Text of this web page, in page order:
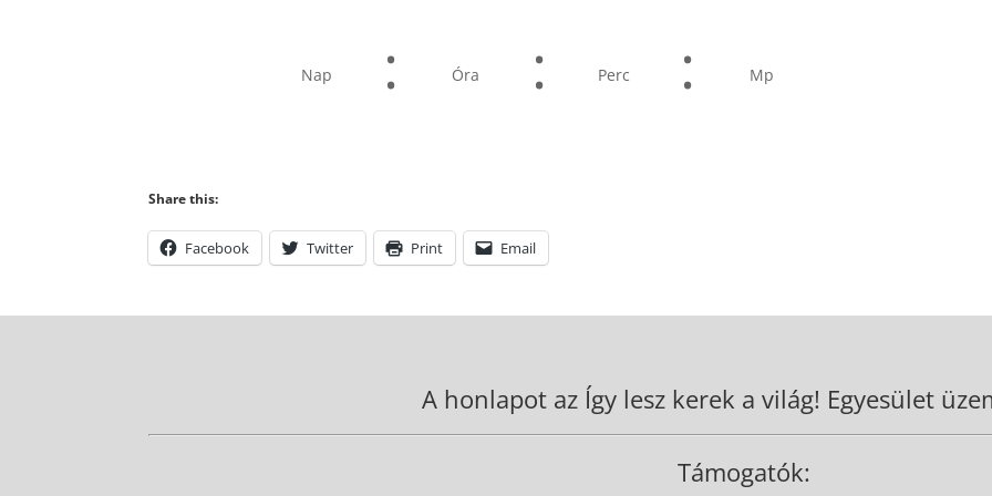
Nap : Óra : Perc : Mp
Share this:
Facebook Twitter Print Email
A honlapot az Így lesz kerek a világ! Egyesület
Támogatók: